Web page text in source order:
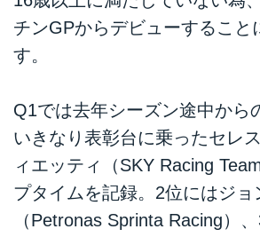
チンGPからデビューすること
す。
Q1では去年シーズン途中から
いきなり表彰台に乗ったセレ
ィエッティ（SKY Racing
プタイムを記録。2位にはジョ
（Petronas Sprinta Racing）